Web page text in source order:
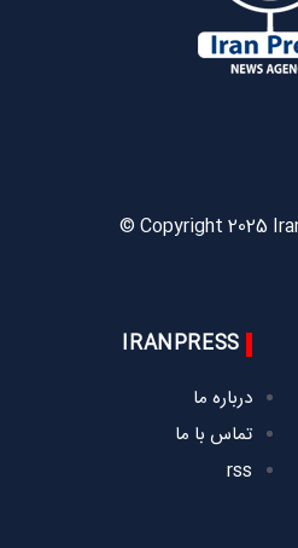
© Copyright 2025
IRANPRESS
درباره ما
تماس با ما
rss